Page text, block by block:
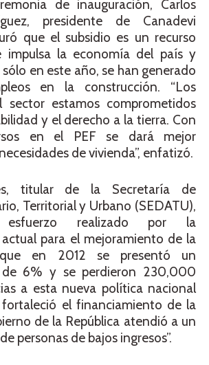
de inauguración, Carlos
presidente de Canadevi
que el subsidio es un recurso
impulsa la economía del país y
en este año, se han generado
en la construcción. “Los
sector estamos comprometidos
y el derecho a la tierra. Con
en el PEF se dará mejor
de vivienda”, enfatizó.
titular de la Secretaría de
Territorial y Urbano (SEDATU),
realizado por la
para el mejoramiento de la
en 2012 se presentó un
de 6% y se perdieron 230,000
a esta nueva política nacional
el financiamiento de la
de la República atendió a un
personas de bajos ingresos”.